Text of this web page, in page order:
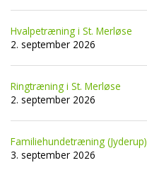
Hvalpetræning i St. Merløse
2. september 2026
Ringtræning i St. Merløse
2. september 2026
Familiehundetræning (Jyderup)
3. september 2026